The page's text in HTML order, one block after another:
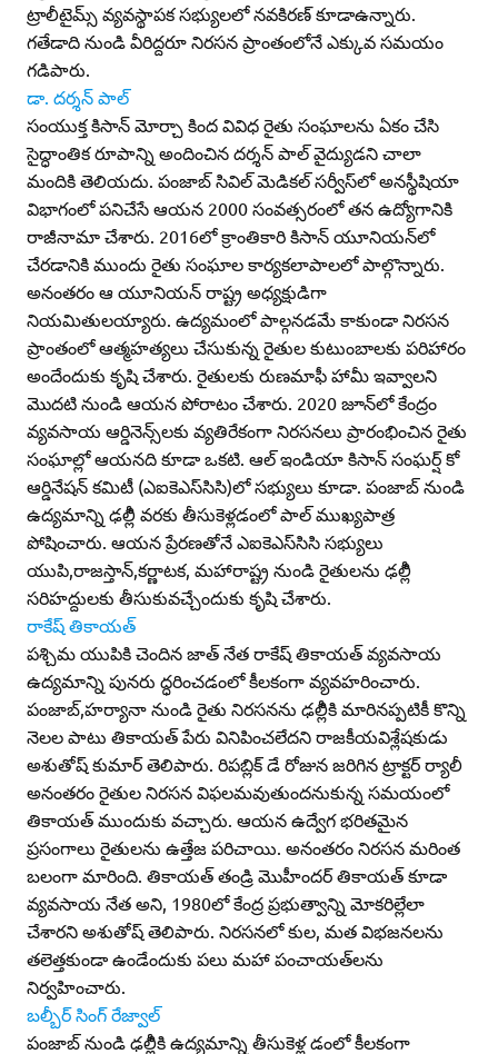
ట్రాలీటైమ్స్‌ వ్యవస్థాపక సభ్యులలో నవకిరణ్‌ కూడాఉన్నారు.
గతేడాది నుండి వీరిద్దరూ నిరసన ప్రాంతంలోనే ఎక్కువ సమయం
గడిపారు.
డా. దర్శన్‌ పాల్‌
సంయుక్త కిసాన్‌ మోర్చా కింద వివిధ రైతు సంఘాలను ఏకం చేసి
సైద్ధాంతిక రూపాన్ని అందించిన దర్శన్‌ పాల్‌ వైద్యుడని చాలా
మందికి తెలియదు. పంజాబ్‌ సివిల్‌ మెడికల్‌ సర్వీస్‌లో అనస్థీషియా
విభాగంలో పనిచేసే ఆయన 2000 సంవత్సరంలో తన ఉద్యోగానికి
రాజీనామా చేశారు. 2016లో క్రాంతికారి కిసాన్‌ యూనియన్‌లో
చేరడానికి ముందు రైతు సంఘాల కార్యకలాపాలలో పాల్గొన్నారు.
అనంతరం ఆ యూనియన్‌ రాష్ట్ర అధ్యక్షుడిగా
నియమితులయ్యారు. ఉద్యమంలో పాల్గనడమే కాకుండా నిరసన
ప్రాంతంలో ఆత్మహత్యలు చేసుకున్న రైతుల కుటుంబాలకు పరిహారం
అందేందుకు కృషి చేశారు. రైతులకు రుణమాఫీ హామీ ఇవ్వాలని
మొదటి నుండి ఆయన పోరాటం చేశారు. 2020 జూన్‌లో కేంద్రం
వ్యవసాయ ఆర్డినెన్స్‌లకు వ్యతిరేకంగా నిరసనలు ప్రారంభించిన రైతు
సంఘాల్లో ఆయనది కూడా ఒకటి. ఆల్‌ ఇండియా కిసాన్‌ సంఘర్ష్‌ కో
ఆర్డినేషన్‌ కమిటీ (ఎఐకెఎస్‌సిసి)లో సభ్యులు కూడా. పంజాబ్‌ నుండి
ఉద్యమాన్ని ఢల్లీి వరకు తీసుకెళ్లడంలో పాల్‌ ముఖ్యపాత్ర
పోషించారు. ఆయన ప్రేరణతోనే ఎఐకెఎస్‌సిసి సభ్యులు
యుపి,రాజస్తాన్‌,కర్ణాటక, మహారాష్ట్ర నుండి రైతులను ఢల్లీి
సరిహద్దులకు తీసుకువచ్చేందుకు కృషి చేశారు.
రాకేష్‌ తికాయత్‌
పశ్చిమ యుపికి చెందిన జాత్‌ నేత రాకేష్‌ తికాయత్‌ వ్యవసాయ
ఉద్యమాన్ని పునరు ద్ధరించడంలో కీలకంగా వ్యవహరించారు.
పంజాబ్‌,హర్యానా నుండి రైతు నిరసనను ఢల్లీికి మారినప్పటికీ కొన్ని
నెలల పాటు తికాయత్‌ పేరు వినిపించలేదని రాజకీయవిశ్లేషకుడు
అశుతోష్‌ కుమార్‌ తెలిపారు. రిపబ్లిక్‌ డే రోజున జరిగిన ట్రాక్టర్‌ ర్యాలీ
అనంతరం రైతుల నిరసన విఫలమవుతుందనుకున్న సమయంలో
తికాయత్‌ ముందుకు వచ్చారు. ఆయన ఉద్వేగ భరితమైన
ప్రసంగాలు రైతులను ఉత్తేజ పరిచాయి. అనంతరం నిరసన మరింత
బలంగా మారింది. తికాయత్‌ తండ్రి మొహీందర్‌ తికాయత్‌ కూడా
వ్యవసాయ నేత అని, 1980లో కేంద్ర ప్రభుత్వాన్ని మోకరిల్లేలా
చేశారని అశుతోష్‌ తెలిపారు. నిరసనలో కుల, మత విభజనలను
తలెత్తకుండా ఉండేందుకు పలు మహా పంచాయత్‌లను
నిర్వహించారు.
బల్బీర్‌ సింగ్‌ రేజ్వాల్‌
పంజాబ్‌ నుండి ఢల్లీికి ఉద్యమాన్ని తీసుకెళ్ల డంలో కీలకంగా